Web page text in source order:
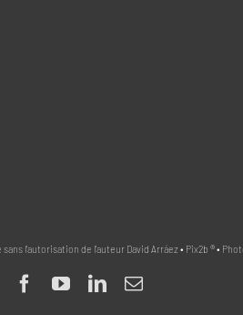
l'autorisation de l'auteur David Arráez • Pix2b ® •
Facebook
YouTubeLinkedIn
Email